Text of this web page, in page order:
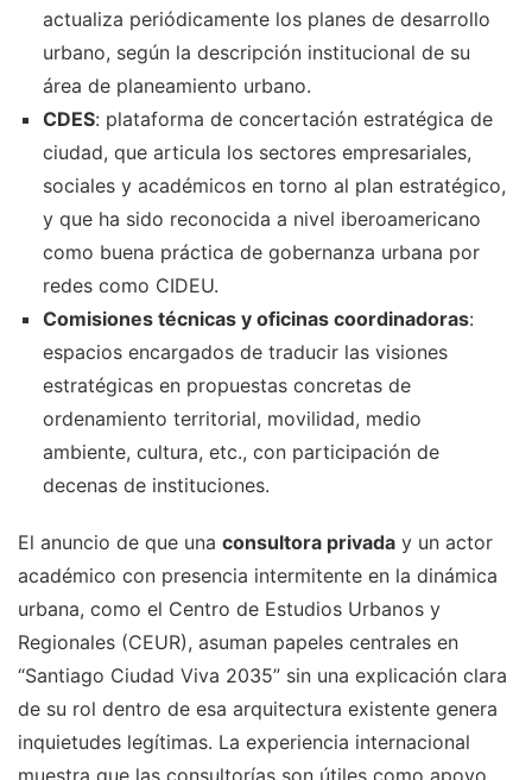
actualiza periódicamente los planes de desarrollo
urbano, según la descripción institucional de su
área de planeamiento urbano.
CDES: plataforma de concertación estratégica de
ciudad, que articula los sectores empresariales,
sociales y académicos en torno al plan estratégico,
y que ha sido reconocida a nivel iberoamericano
como buena práctica de gobernanza urbana por
redes como CIDEU.
Comisiones técnicas y oficinas coordinadoras:
espacios encargados de traducir las visiones
estratégicas en propuestas concretas de
ordenamiento territorial, movilidad, medio
ambiente, cultura, etc., con participación de
decenas de instituciones.
El anuncio de que una consultora privada y un actor
académico con presencia intermitente en la dinámica
urbana, como el Centro de Estudios Urbanos y
Regionales (CEUR), asuman papeles centrales en
“Santiago Ciudad Viva 2035” sin una explicación clara
de su rol dentro de esa arquitectura existente genera
inquietudes legítimas. La experiencia internacional
muestra que las consultorías son útiles como apoyo